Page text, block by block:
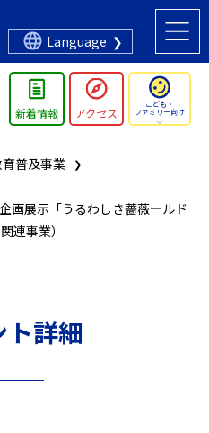
Language
新着情報 アクセス
こども・
ファミリー向け
普及事業
画展示「うるわしき薔薇—ルド
連事業）
詳細